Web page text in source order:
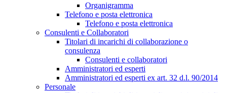
Organigramma
Telefono e posta elettronica
Telefono e posta elettronica
Consulenti e Collaboratori
Titolari di incarichi di collaborazione o
consulenza
Consulenti e collaboratori
Amministratori ed esperti
Amministratori ed esperti ex art. 32 d.l. 90/2014
Personale